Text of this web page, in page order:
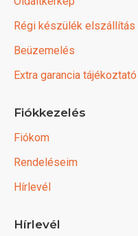
Régi készülék elszállítás
Beüzemelés
Extra garancia tájékoztató
Fiókkezelés
Fiókom
Rendeléseim
Hírlevél
Hírlevél